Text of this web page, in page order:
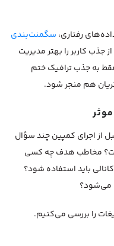
رفتاری، سگمنت‌بندی
جذب کاربر را بهتر مدیریت
به جذب ترافیک ختم
هم منجر شود.
از اجرای کمپین چند سؤال
مخاطب هدف چه کسی
باید استفاده شود؟
می‌شود؟
را بررسی می‌کنیم.